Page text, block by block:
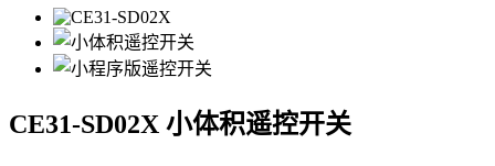
CE31-SD02X 小体积遥控开关